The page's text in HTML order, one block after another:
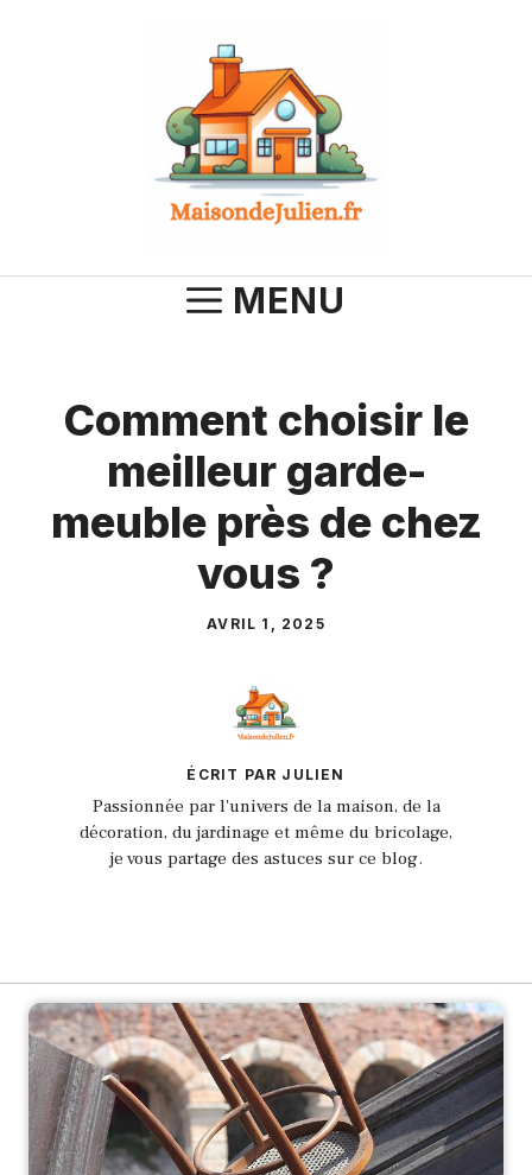
MENU
Comment choisir le
meilleur garde-
meuble près de chez
vous ?
AVRIL 1, 2025
ÉCRIT PAR JULIEN
Passionnée par l'univers de la maison, de la
décoration, du jardinage et même du bricolage,
je vous partage des astuces sur ce blog.